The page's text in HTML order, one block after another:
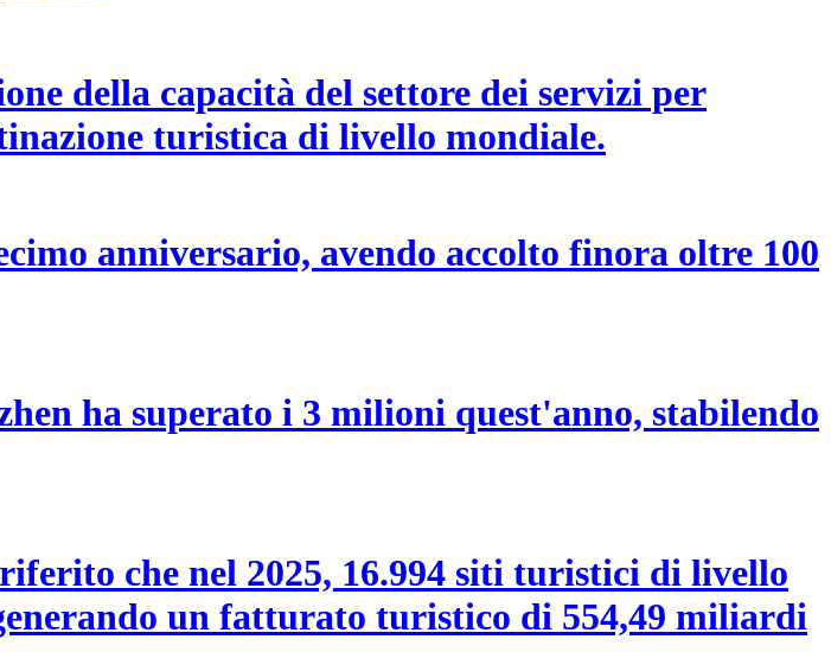
della capacità del settore dei servizi per
turistica di livello mondiale.
anniversario, avendo accolto finora oltre 100
ha superato i 3 milioni quest'anno, stabilendo
che nel 2025, 16.994 siti turistici di livello
un fatturato turistico di 554,49 miliardi